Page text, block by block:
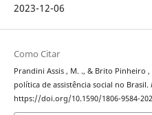
2023-12-06
Como Citar
Prandini Assis , M. ., & Brito Pinheiro
política de assistência social no Brasil.
https://doi.org/10.1590/1806-9584-